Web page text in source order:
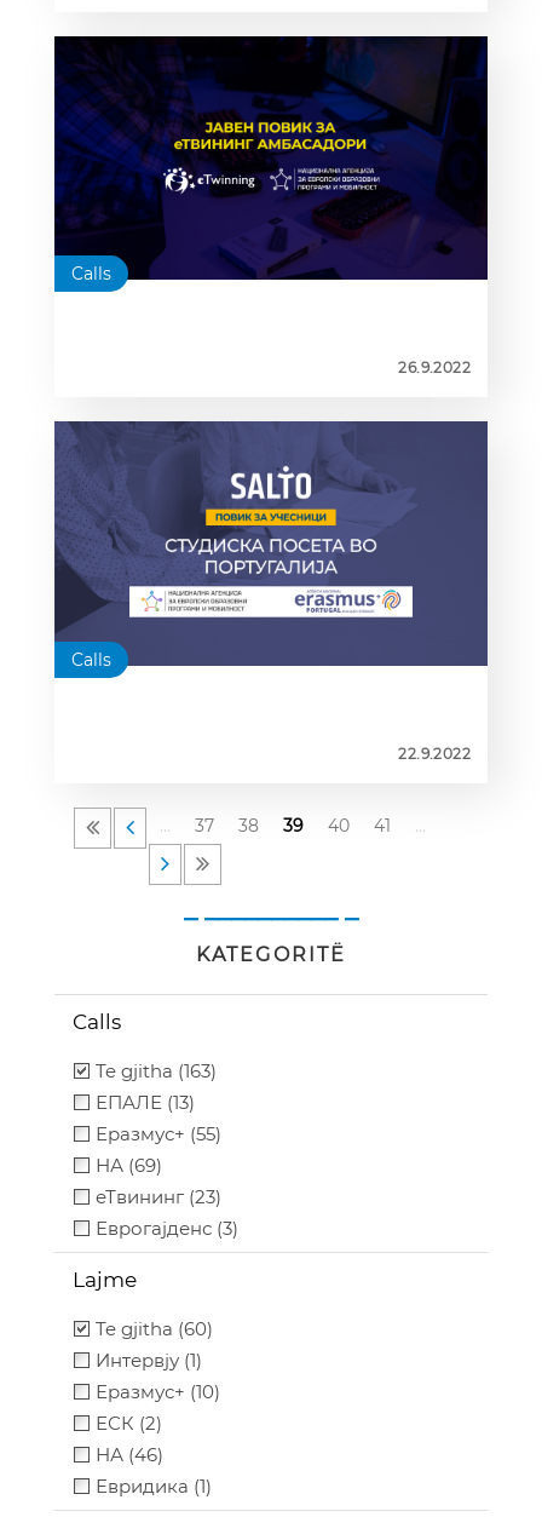
Calls
26.9.2022
Calls
22.9.2022
… 37 38 39 40 41 …
_ __________ _
KATEGORITË
Calls
Te gjitha (163)
ЕПАЛЕ (13)
Еразмус+ (55)
НА (69)
еТвининг (23)
Еврогајденс (3)
Lajme
Te gjitha (60)
Интервју (1)
Еразмус+ (10)
ЕСК (2)
НА (46)
Евридика (1)